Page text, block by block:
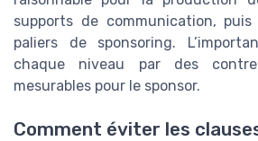
supports de communication, puis
paliers de sponsoring.
chaque niveau par des
mesurables pour le sponsor.
Comment éviter les